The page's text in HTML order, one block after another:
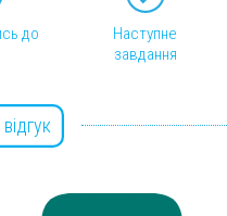
до
Наступне
завдання